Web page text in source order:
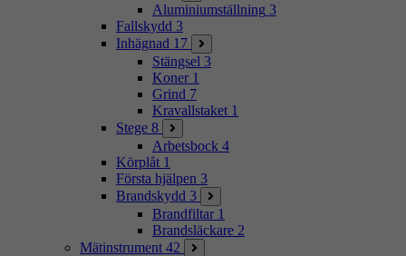
Aluminiumställning 3
Fallskydd 3
Inhägnad 17
Stängsel 3
Koner 1
Grind 7
Kravallstaket 1
Stege 8
Arbetsbock 4
Körplåt 1
Första hjälpen 3
Brandskydd 3
Brandfiltar 1
Brandsläckare 2
Mätinstrument 42